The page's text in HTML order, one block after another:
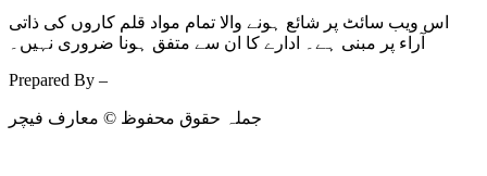
اس ویب سائٹ پر شائع ہونے والا تمام مواد قلم کاروں کی ذاتی
آراء پر مبنی ہے۔ ادارے کا ان سے متفق ہونا ضروری نہیں۔
Prepared By –
جملہ حقوق محفوظ © معارف فیچر